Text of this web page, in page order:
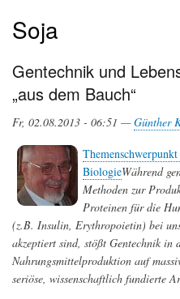
Soja
Gentechnik und
„aus dem Bauch“
Fr, 02.08.2013 - 06:51 —Günther
BiologieWährend
Methoden zur
Proteinen für die
(z.B. Insulin, Erythropoietin) bei
akzeptiert sind, stößt Gentechnik in
Nahrungsmittelproduktion auf
seriöse, wissenschaftlich fundierte